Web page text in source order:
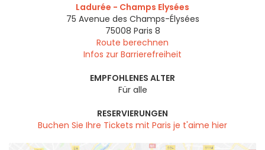
Ladurée - Champs Elysées
75 Avenue des Champs-Élysées
75008 Paris 8
Route berechnen
Infos zur Barrierefreiheit
EMPFOHLENES ALTER
Für alle
RESERVIERUNGEN
Buchen Sie Ihre Tickets mit Paris je t'aime hier